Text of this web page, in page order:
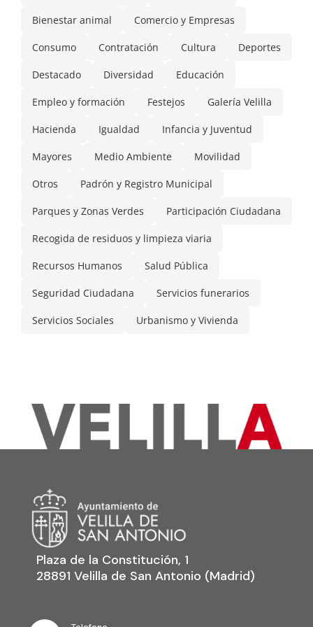
Bienestar animal Comercio y Empresas
Consumo Contratación Cultura Deportes
Destacado Diversidad Educación
Empleo y formación Festejos Galería Velilla
Hacienda Igualdad Infancia y Juventud
Mayores Medio Ambiente Movilidad
Otros Padrón y Registro Municipal
Parques y Zonas Verdes Participación Ciudadana
Recogida de residuos y limpieza viaria
Recursos Humanos Salud Pública
Seguridad Ciudadana Servicios funerarios
Servicios Sociales Urbanismo y Vivienda
Plaza de la Constitución, 1
28891 Velilla de San Antonio (Madrid)